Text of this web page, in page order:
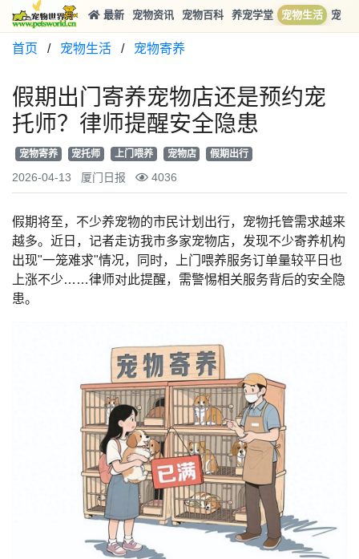
最新 宠物资讯 宠物百科 养宠学堂 宠物生活 宠物
首页 / 宠物生活 / 宠物寄养
假期出门寄养宠物店还是预约宠
托师？律师提醒安全隐患
宠物寄养 宠托师 上门喂养 宠物店 假期出行
2026-04-13 厦门日报 4036
假期将至，不少养宠物的市民计划出行，宠物托管需求越来
越多。近日，记者走访我市多家宠物店，发现不少寄养机构
出现"一笼难求"情况，同时，上门喂养服务订单量较平日也
上涨不少……律师对此提醒，需警惕相关服务背后的安全隐
患。